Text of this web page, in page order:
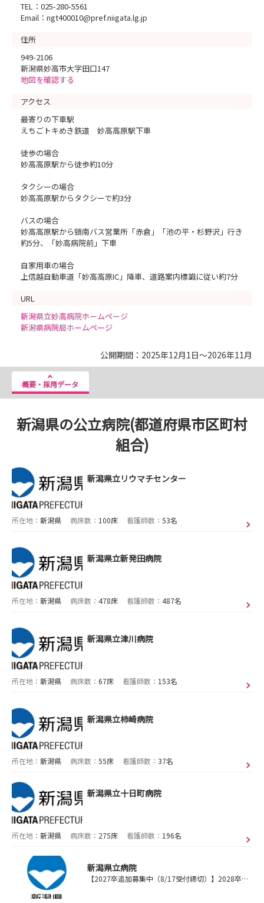
TEL：025-280-5561
Email：ngt400010@pref.niigata.lg.jp
住所
949-2106
新潟県妙高市大字田口147
地図を確認する
アクセス
最寄りの下車駅
えちごトキめき鉄道 妙高高原駅下車
徒歩の場合
妙高高原駅から徒歩約10分
タクシーの場合
妙高高原駅からタクシーで約3分
バスの場合
妙高高原駅から頸南バス営業所「赤倉」「池の平・杉野沢」行き
約5分、「妙高病院前」下車
自家用車の場合
上信越自動車道「妙高高原IC」降車、道路案内標識に従い約7分
URL
新潟県立妙高病院ホームページ
新潟県病院局ホームページ
公開期間：2025年12月1日～2026年11月
概要・採用データ
新潟県の公立病院(都道府県市区町村
組合)
新潟県立リウマチセンター
所在地： 新潟県 病床数： 100床 看護師数： 53名
新潟県立新発田病院
所在地： 新潟県 病床数： 478床 看護師数： 487名
新潟県立津川病院
所在地： 新潟県 病床数： 67床 看護師数： 153名
新潟県立柿崎病院
所在地： 新潟県 病床数： 55床 看護師数： 37名
新潟県立十日町病院
所在地： 新潟県 病床数： 275床 看護師数： 196名
新潟県立病院
【2027卒追加募集中（8/17受付締切）】2028卒向けオープンホスピタルを8月に開催します！ ～新潟県全体の医療をグランドデザインする～